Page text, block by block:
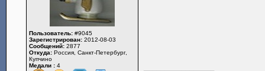
Пользователь: #9045
Зарегистрирован: 2012-08-03
Сообщений: 2877
Откуда: Россия, Санкт-Петербург,
Купчино
Медали : 4